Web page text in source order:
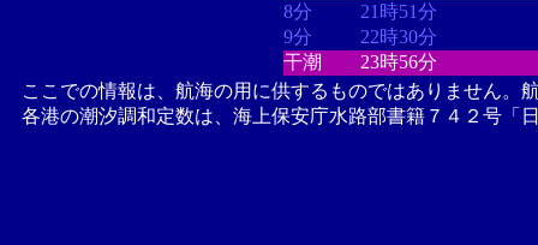
8分
21時51分
9分
22時30分
干潮
23時56分
ここでの情報は、航海の用に供するものではありません。
各港の潮汐調和定数は、海上保安庁水路部書籍７４２号「